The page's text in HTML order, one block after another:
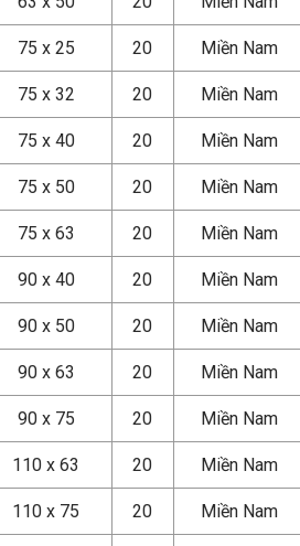
75 x 25 20 Miền Nam
75 x 32 20 Miền Nam
75 x 40 20 Miền Nam
75 x 50 20 Miền Nam
75 x 63 20 Miền Nam
90 x 40 20 Miền Nam
90 x 50 20 Miền Nam
90 x 63 20 Miền Nam
90 x 75 20 Miền Nam
110 x 63 20 Miền Nam
110 x 75 20 Miền Nam